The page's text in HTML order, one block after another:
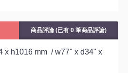
商品評論 (已有 0 筆商品評論)
x h1016 mm / w77" x d34" x